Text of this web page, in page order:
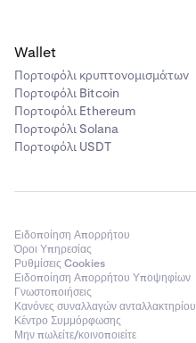
Wallet
Πορτοφόλι κρυπτονομισμάτων
Πορτοφόλι Bitcoin
Πορτοφόλι Ethereum
Πορτοφόλι Solana
Πορτοφόλι USDT
Ειδοποίηση Απορρήτου
Όροι Υπηρεσίας
Ρυθμίσεις Cookies
Ειδοποίηση Απορρήτου Υποψηφίων
Γνωστοποιήσεις
Κανόνες συναλλαγών ανταλλακτηρίου
Κέντρο Συμμόρφωσης
Μην πωλείτε/κοινοποιείτε